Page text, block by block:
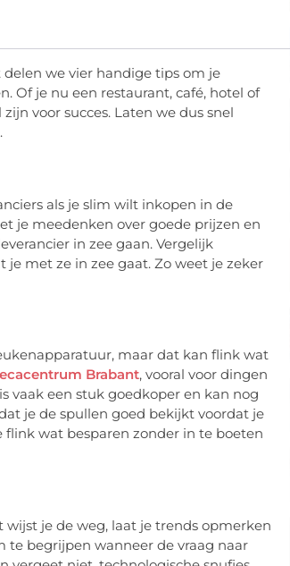
we vier handige tips om je
Of je nu een restaurant, café, hotel of
voor succes. Laten we dus snel
als je slim wilt inkopen in de
je meedenken over goede prijzen en
in zee gaan. Vergelijk
met ze in zee gaat. Zo weet je zeker
maar dat kan flink wat
Brabant, vooral voor dingen
vaak een stuk goedkoper en kan nog
je de spullen goed bekijkt voordat je
wat besparen zonder in te boeten
wijst je de weg, laat je trends opmerken
te begrijpen wanneer de vraag naar